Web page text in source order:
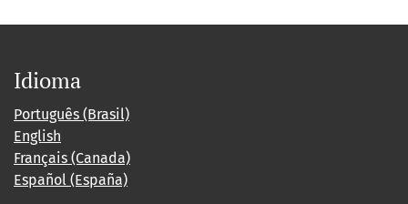
Idioma
Português (Brasil)
English
Français (Canada)
Español (España)